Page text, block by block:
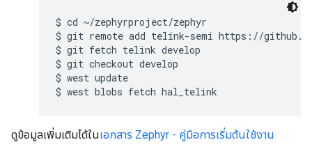
$ cd ~/zephyrproject/zephyr
$ git remote add telink-semi https://
$ git fetch telink develop
$ git checkout develop
$ west update
ดูข้อมูลเพิ่มเติมได้ในเอกสาร Zephyr - คู่มือการเริ่มต้นใช้งาน